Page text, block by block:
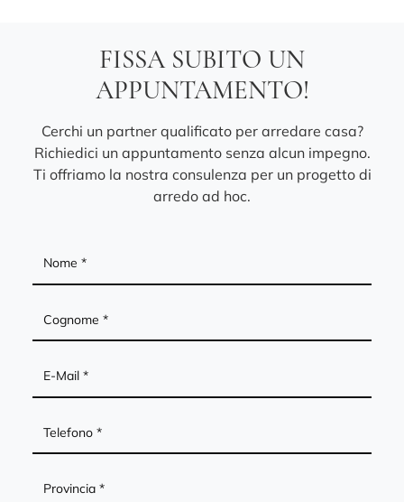
FISSA SUBITO UN
APPUNTAMENTO!
Cerchi un partner qualificato per arredare casa?
Richiedici un appuntamento senza alcun impegno.
Ti offriamo la nostra consulenza per un progetto di
arredo ad hoc.